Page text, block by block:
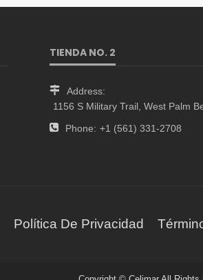
TIENDA NO. 2
Address:
1156 S Military Trail, West Palm
Phone: +1 (561) 331-2708
Política De Privacidad